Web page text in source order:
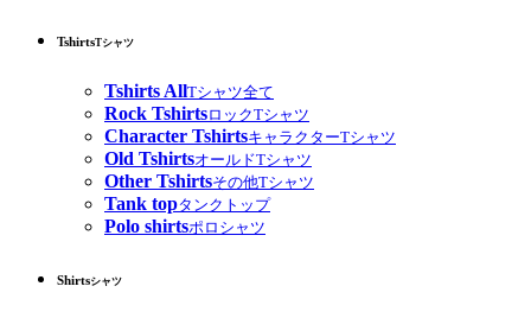
TshirtsTシャツ
Tshirts AllTシャツ全て
Rock TshirtsロックTシャツ
Character TshirtsキャラクターTシャツ
Old TshirtsオールドTシャツ
Other Tshirtsその他Tシャツ
Tank topタンクトップ
Polo shirtsポロシャツ
Shirtsシャツ